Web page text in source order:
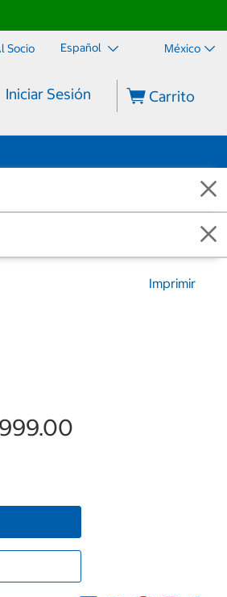
Socio Español México
Iniciar Sesión Carrito
Imprimir